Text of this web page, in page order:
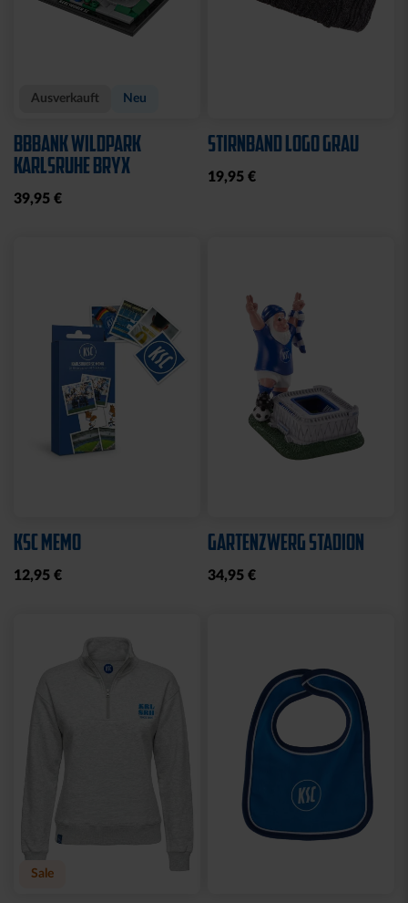
Ausverkauft Neu
BBBANK WILDPARK
KARLSRUHE BRYX
39,95 €
STIRNBAND LOGO GRAU
19,95 €
KSC MEMO
12,95 €
GARTENZWERG STADION
34,95 €
Sale